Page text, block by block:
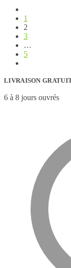
1
2
3
…
5
LIVRAISON
6 à 8 jours ouvrés